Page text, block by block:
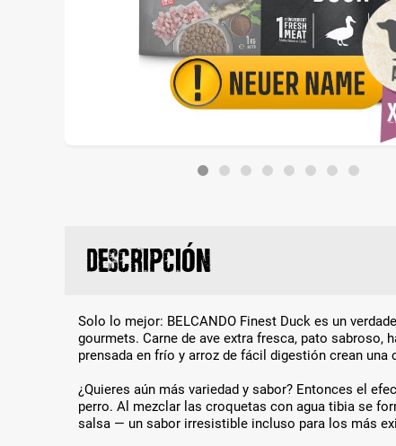
Descripción
Solo lo mejor: BELCANDO Finest Duck es un
gourmets. Carne de ave extra fresca, pato sabroso,
prensada en frío y arroz de fácil digestión crean
¿Quieres aún más variedad y sabor? Entonces el
perro. Al mezclar las croquetas con agua tibia se
salsa — un sabor irresistible incluso para los más